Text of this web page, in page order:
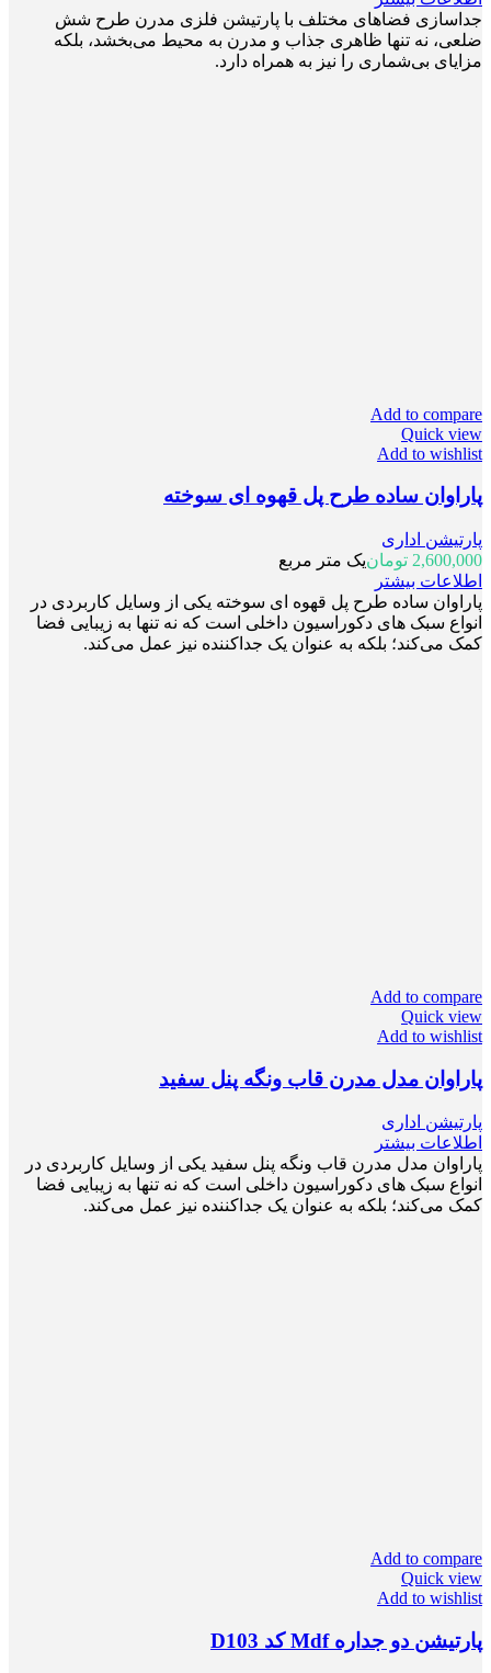
جداسازی فضاهای مختلف با پارتیشن فلزی مدرن طرح شش
ضلعی، نه تنها ظاهری جذاب و مدرن به محیط می‌بخشد، بلکه
مزایای بی‌شماری را نیز به همراه دارد.
Add to compare
Quick view
Add to wishlist
پاراوان ساده طرح پل قهوه ای سوخته
پارتیشن اداری
2,600,000 تومانیک متر مربع
اطلاعات بیشتر
پاراوان ساده طرح پل قهوه ای سوخته یکی از وسایل کاربردی در
انواع سبک های دکوراسیون داخلی است که نه تنها به زیبایی فضا
کمک می‌کند؛ بلکه به عنوان یک جداکننده نیز عمل می‌کند.
Add to compare
Quick view
Add to wishlist
پاراوان مدل مدرن قاب ونگه پنل سفید
پارتیشن اداری
اطلاعات بیشتر
پاراوان مدل مدرن قاب ونگه پنل سفید یکی از وسایل کاربردی در
انواع سبک های دکوراسیون داخلی است که نه تنها به زیبایی فضا
کمک می‌کند؛ بلکه به عنوان یک جداکننده نیز عمل می‌کند.
Add to compare
Quick view
Add to wishlist
پارتیشن دو جداره Mdf کد D103